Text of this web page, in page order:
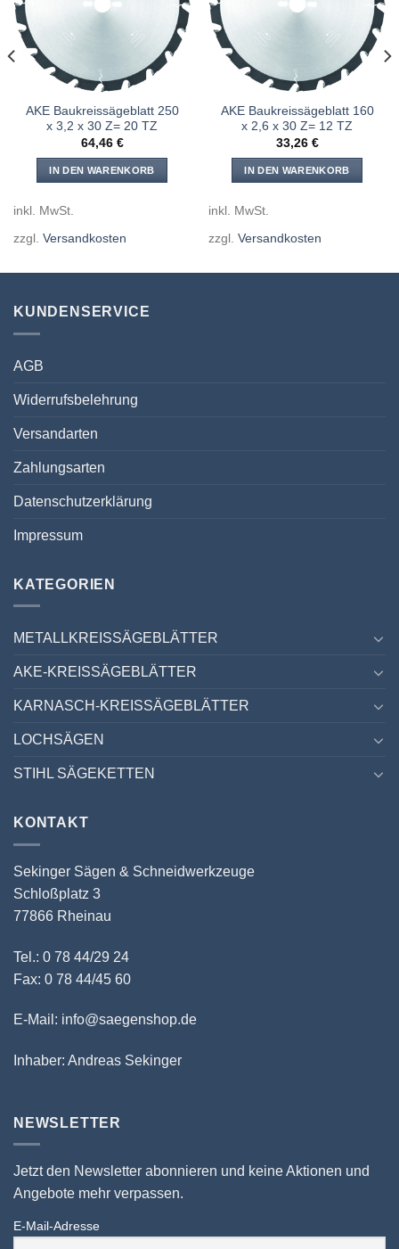
hinzufügen
AKE Baukreissägeblatt 250
x 3,2 x 30 Z= 20 TZ
64,46 €
IN DEN WARENKORB
inkl. MwSt.
zzgl. Versandkosten
hinzufügen
AKE Baukreissägeblatt 160
x 2,6 x 30 Z= 12 TZ
33,26 €
IN DEN WARENKORB
inkl. MwSt.
zzgl. Versandkosten
KUNDENSERVICE
AGB
Widerrufsbelehrung
Versandarten
Zahlungsarten
Datenschutzerklärung
Impressum
KATEGORIEN
METALLKREISSÄGEBLÄTTER
AKE-KREISSÄGEBLÄTTER
KARNASCH-KREISSÄGEBLÄTTER
LOCHSÄGEN
STIHL SÄGEKETTEN
KONTAKT
Sekinger Sägen & Schneidwerkzeuge
Schloßplatz 3
77866 Rheinau
Tel.: 0 78 44/29 24
Fax: 0 78 44/45 60
E-Mail: info@saegenshop.de
Inhaber: Andreas Sekinger
NEWSLETTER
Jetzt den Newsletter abonnieren und keine Aktionen und
Angebote mehr verpassen.
E-Mail-Adresse